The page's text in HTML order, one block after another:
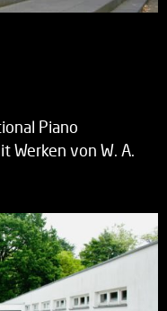
Piano
Werken von W. A.